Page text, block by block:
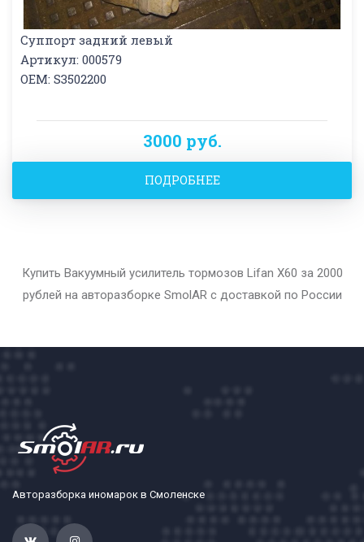
Суппорт задний левый
Артикул: 000579
OEM: S3502200
3000 руб.
ПОДРОБНЕЕ
Купить Вакуумный усилитель тормозов Lifan X60 за 2000
рублей на авторазборке SmolAR с доставкой по России
Авторазборка иномарок в Смоленске